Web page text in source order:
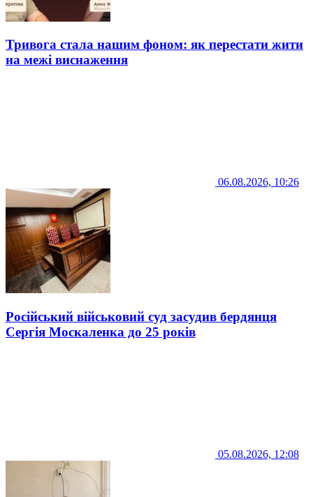
Тривога стала нашим фоном: як перестати жити
на межі виснаження
06.08.2026, 10:26
Російський військовий суд засудив бердянця
Сергія Москаленка до 25 років
05.08.2026, 12:08